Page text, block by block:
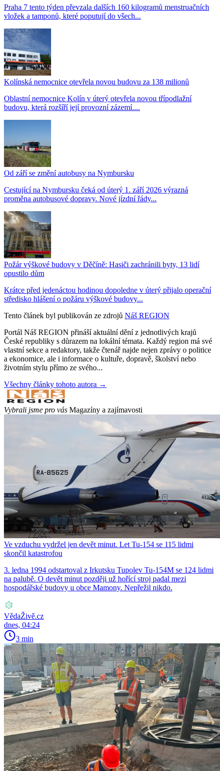
Praha 7 tento týden převzala dalších 160 kilogramů menstruačních
vložek a tamponů, které poputují do všech...
Kolínská nemocnice otevřela novou budovu za 138 milionů
Oblastní nemocnice Kolín v úterý otevřela novou třípodlažní
budovu, která rozšíří její provozní zázemí....
Od září se změní autobusy na Nymbursku
Cestující na Nymbursku čeká od úterý 1. září 2026 výrazná
proměna autobusové dopravy. Nové jízdní řády...
Požár výškové budovy v Děčíně: Hasiči zachránili byty, 13 lidí
opustilo dům
Krátce před jedenáctou hodinou dopoledne v úterý přijalo operační
středisko hlášení o požáru výškové budovy...
Tento článek byl publikován ze zdrojů Náš REGION
Portál Náš REGION přináší aktuální dění z jednotlivých krajů
České republiky s důrazem na lokální témata. Každý region má své
vlastní sekce a redaktory, takže čtenář najde nejen zprávy o politice
a ekonomice, ale i informace o kultuře, dopravě, školství nebo
životním stylu přímo ze svého...
Všechny články tohoto autora →
Vybrali jsme pro vás Magazíny a zajímavosti
Ve vzduchu vydržel jen devět minut. Let Tu-154 se 115 lidmi
skončil katastrofou
3. ledna 1994 odstartoval z Irkutsku Tupolev Tu-154M se 124 lidmi
na palubě. O devět minut později už hořící stroj padal mezi
hospodářské budovy u obce Mamony. Nepřežil nikdo.
VědaŽivě.cz
dnes, 04:24
3 min